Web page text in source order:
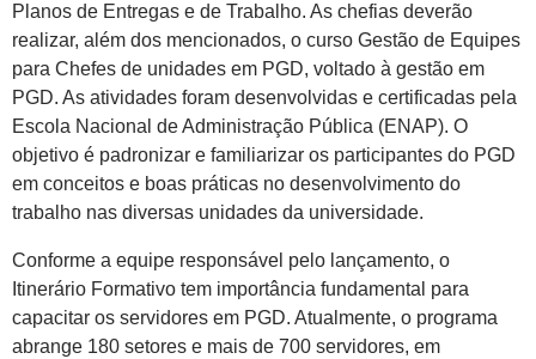
Planos de Entregas e de Trabalho. As chefias deverão
realizar, além dos mencionados, o curso Gestão de Equipes
para Chefes de unidades em PGD, voltado à gestão em
PGD. As atividades foram desenvolvidas e certificadas pela
Escola Nacional de Administração Pública (ENAP). O
objetivo é padronizar e familiarizar os participantes do PGD
em conceitos e boas práticas no desenvolvimento do
trabalho nas diversas unidades da universidade.
Conforme a equipe responsável pelo lançamento, o
Itinerário Formativo tem importância fundamental para
capacitar os servidores em PGD. Atualmente, o programa
abrange 180 setores e mais de 700 servidores, em